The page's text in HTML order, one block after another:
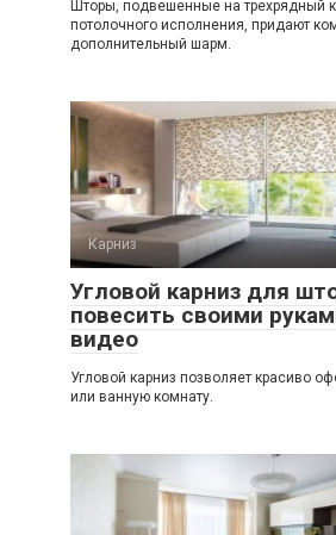
Шторы, подвешенные на трехрядный
потолочного исполнения, придают
дополнительный шарм.
Карниз
Угловой карниз для
повесить своими
видео
Угловой карниз позволяет красиво
или ванную комнату.